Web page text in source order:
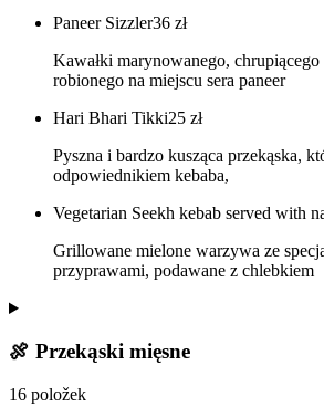
Paneer Sizzler36 zł
Kawałki marynowanego,
robionego na miejscu sera paneer
Hari Bhari Tikki25 zł
Pyszna i bardzo kusząca przekąska,
odpowiednikiem kebaba,
Vegetarian Seekh kebab served with
Grillowane mielone warzywa ze
przyprawami, podawane z chlebkiem
🍖 Przekąski mięsne
16 položek